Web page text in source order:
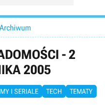
Archiwum
- 2
2005
I SERIALE TECH TEMATY